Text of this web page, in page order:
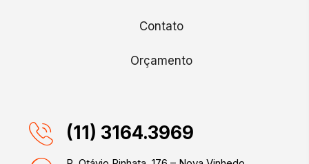
Contato
Orçamento
(11) 3164.3969